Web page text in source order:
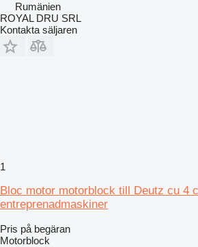
Rumänien
ROYAL DRU SRL
Kontakta säljaren
1
Bloc motor motorblock till Deutz cu 4
entreprenadmaskiner
Pris på begäran
Motorblock